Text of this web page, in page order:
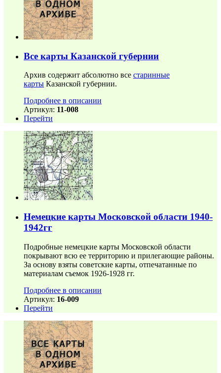
Все карты Казанской губернии
Архив содержит абсолютно все старинные
карты Казанской губернии.
Подробнее в описании
Артикул: 11-008
Перейти
Немецкие карты Московской области 1940-
1942гг
Подробные немецкие карты Московской области
покрывают всю ее территорию и прилегающие районы.
За основу взяты советские карты, отпечатанные по
материалам съемок 1926-1928 гг.
Подробнее в описании
Артикул: 16-009
Перейти